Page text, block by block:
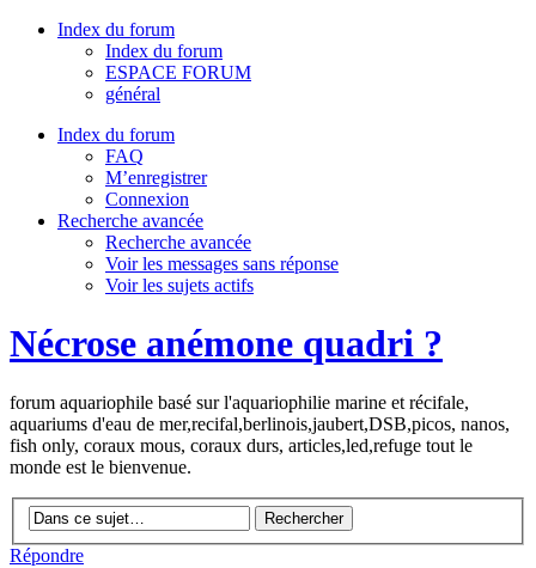
Index du forum
Index du forum
ESPACE FORUM
général
Index du forum
FAQ
M’enregistrer
Connexion
Recherche avancée
Recherche avancée
Voir les messages sans réponse
Voir les sujets actifs
Nécrose anémone quadri ?
forum aquariophile basé sur l'aquariophilie marine et récifale,
aquariums d'eau de mer,recifal,berlinois,jaubert,DSB,picos, nanos,
fish only, coraux mous, coraux durs, articles,led,refuge tout le
monde est le bienvenue.
Répondre